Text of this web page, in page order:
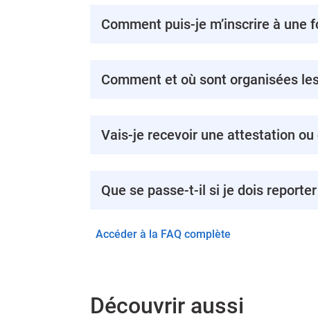
Comment puis-je m’inscrire à une
Comment et où sont organisées
Vais-je recevoir une attestation
Que se passe-t-il si je dois
Accéder à la FAQ complète
Découvrir aussi